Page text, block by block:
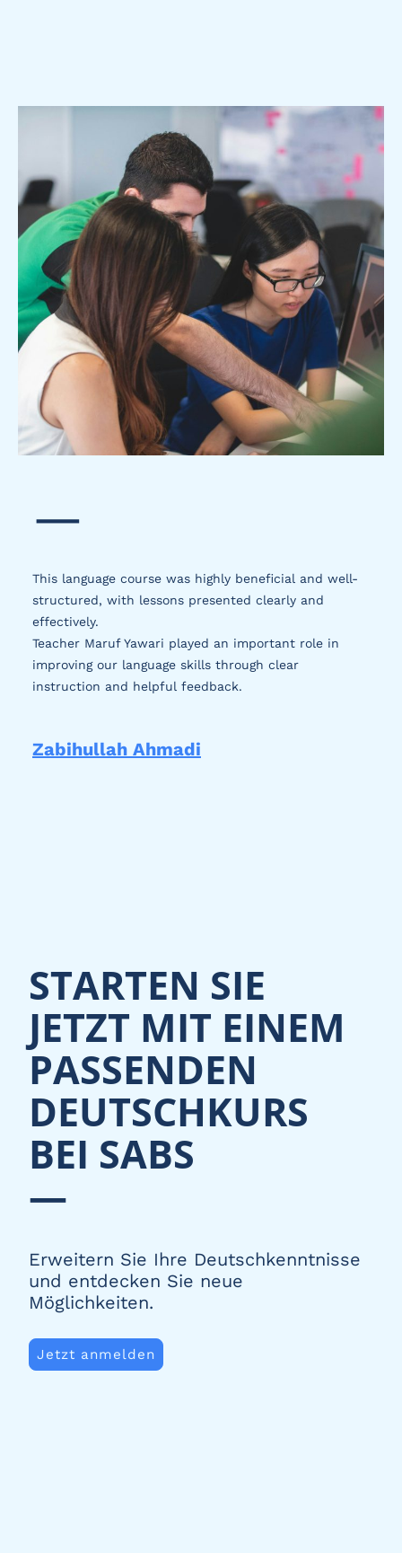
—
This language course was highly beneficial and well-
structured, with lessons presented clearly and
effectively.
Teacher Maruf Yawari played an important role in
improving our language skills through clear
instruction and helpful feedback.
Zabihullah Ahmadi
STARTEN SIE
JETZT MIT EINEM
PASSENDEN
DEUTSCHKURS
BEI SABS
—
Erweitern Sie Ihre Deutschkenntnisse
und entdecken Sie neue
Möglichkeiten.
Jetzt anmelden